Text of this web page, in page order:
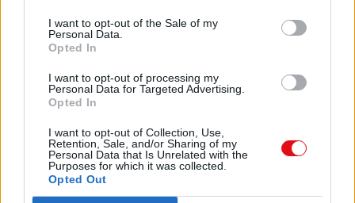
I want to opt-out of the Sale of my
Personal Data.
Opted In
I want to opt-out of processing my
Personal Data for Targeted Advertising.
Opted In
I want to opt-out of Collection, Use,
Retention, Sale, and/or Sharing of my
Personal Data that Is Unrelated with the
Purposes for which it was collected.
Opted Out
Comparte el documento